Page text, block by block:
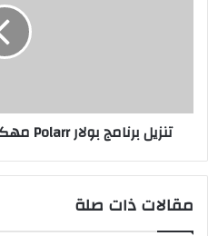
تنزيل برنامج بولار Polarr مهكر 2024 للأندرويد APK مجاناً
مقالات ذات صلة